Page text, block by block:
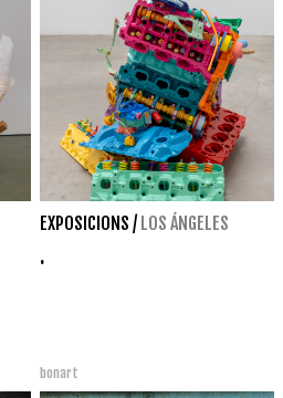
EXPOSICIONS / LOS ÁNGELES
.
bonart